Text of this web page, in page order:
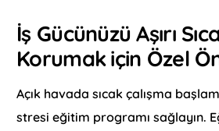
İş Gücünüzü Aşırı
Korumak için Özel
Açık havada sıcak çalışma
stresi eğitim programı sağlayın.